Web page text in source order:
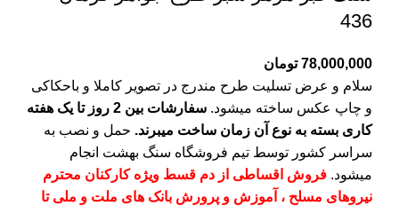
436
78,000,000 تومان
سلام و عرض تسلیت طرح مندرج در تصویر کاملا و باحکاکی
و چاپ عکس ساخته میشود.
سفارشات بین 2 روز تا یک هفته
کاری بسته به نوع آن زمان ساخت میبرند. حمل و نصب به
سراسر کشور توسط تیم فروشگاه سنگ بهشت انجام
میشود. فروش اقساطی از دم قسط ویژه کارکنان محترم
نیروهای مسلح ، آموزش و پرورش بانک های ملت و ملی تا